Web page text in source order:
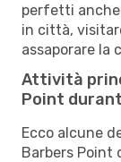
perfetti anche
in città,
assaporare la
Attività
Point
Ecco alcune
Barbers Point